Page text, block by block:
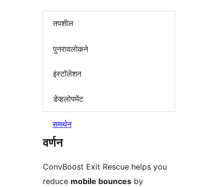
तपशील
पुनरावलोकने
इंस्टॉलेशन
डेव्हलोपमेंट
समर्थन
वर्णन
ConvBoost Exit Rescue helps you
reduce mobile bounces by